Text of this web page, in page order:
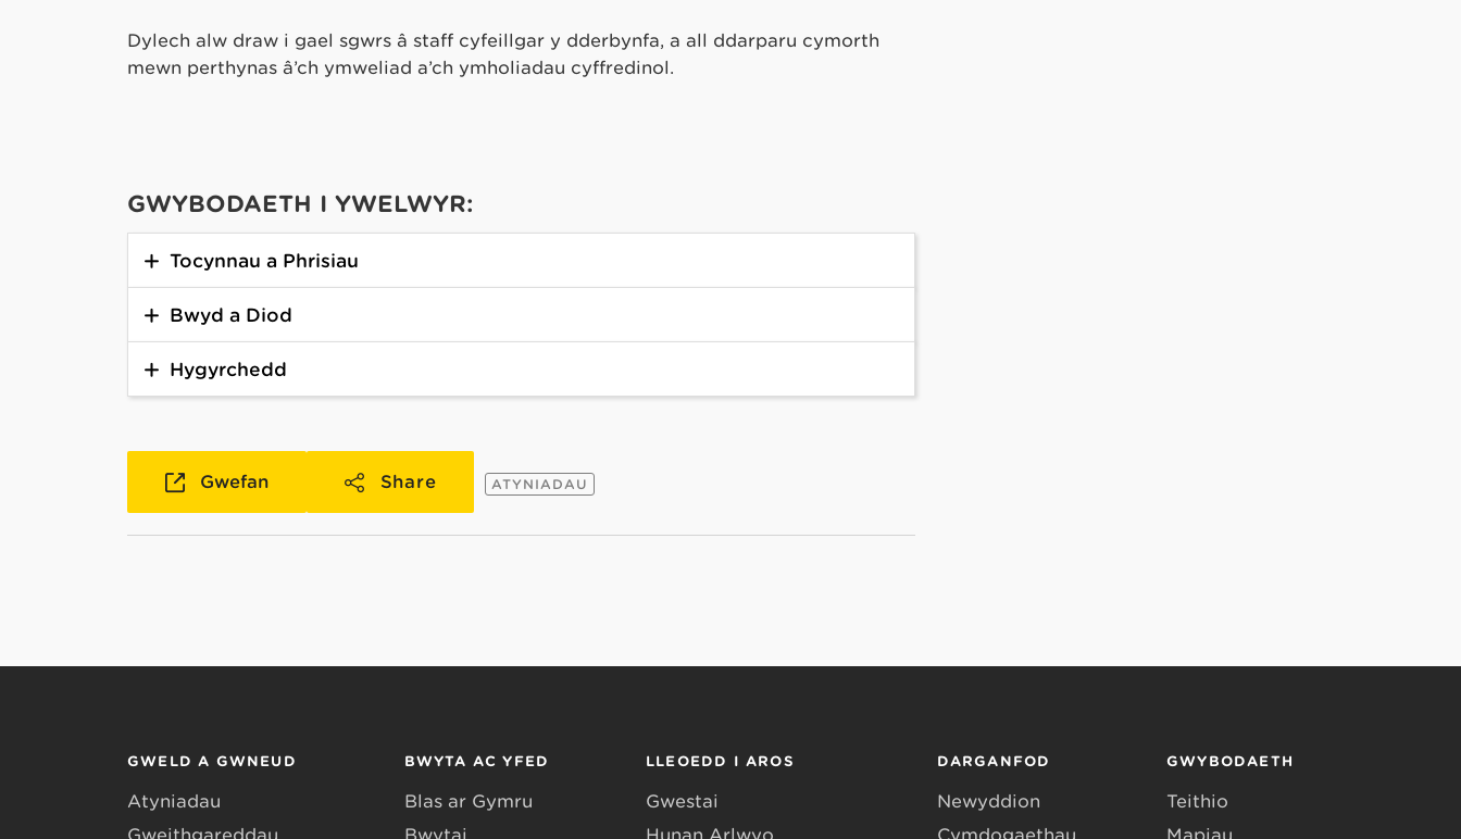
Dylech alw draw i gael sgwrs â staff cyfeillgar y dderbynfa, a all ddarparu cymorth
mewn perthynas â’ch ymweliad a’ch ymholiadau cyffredinol.
GWYBODAETH I YWELWYR:
Tocynnau a Phrisiau
Bwyd a Diod
Hygyrchedd
Gwefan Share ATYNIADAU
GWELD A GWNEUD
Atyniadau
BWYTA AC YFED
Blas ar Gymru
LLEOEDD I AROS
Gwestai
DARGANFOD
Newyddion
GWYBODAETH
Teithio